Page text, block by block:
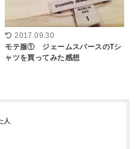
2017.09.30
モテ服① ジェームスパースのTシ
ャツを買ってみた感想